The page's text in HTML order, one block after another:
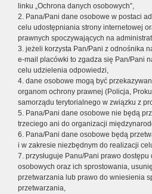
linku „Ochrona danych osobowych”,
2. Pana/Pani dane osobowe w postaci
celu udostępniania strony internetowej
prawnych spoczywających na
3. jeżeli korzysta Pan/Pani z odnośnika
e-mail placówki to zgadza się Pan/Pani
celu udzielenia odpowiedzi,
4. dane osobowe mogą być
organom ochrony prawnej (Policja,
samorządu terytorialnego w związku z
5. Pana/Pani dane osobowe nie będą
trzeciego ani do organizacji
6. Pana/Pani dane osobowe będą
i w zakresie niezbędnym do realizacji
7. przysługuje Panu/Pani prawo
osobowych oraz ich sprostowania,
przetwarzania lub prawo do wniesienia
przetwarzania,